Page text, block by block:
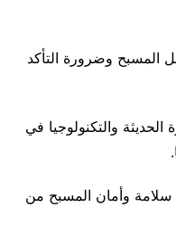
المسبح وضرورة التأكد
والتكنولوجيا في
سلامة وأمان المسبح من